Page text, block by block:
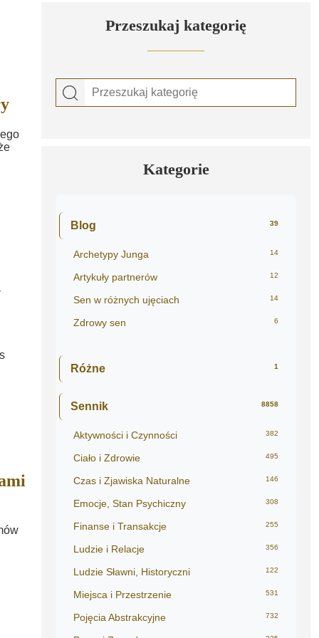
Przeszukaj kategorię
Kategorie
Blog 39
Archetypy Junga 14
Artykuły partnerów 12
Sen w różnych ujęciach 14
Zdrowy sen 6
Różne 1
Sennik 8858
Aktywności i Czynności 382
Ciało i Zdrowie 495
Czas i Zjawiska Naturalne 146
Emocje, Stan Psychiczny 308
Finanse i Transakcje 255
Ludzie i Relacje 356
Ludzie Sławni, Historyczni 122
Miejsca i Przestrzenie 531
Pojęcia Abstrakcyjne 732